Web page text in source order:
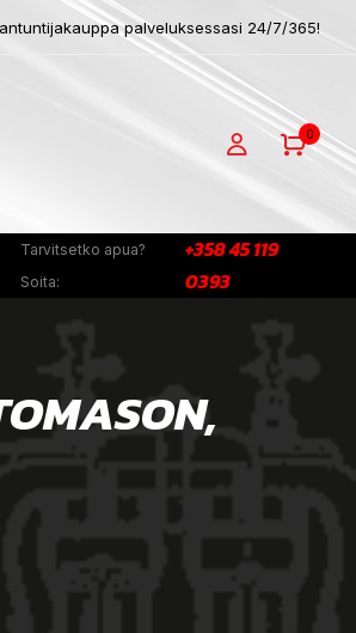
palveluksessasi 24/7/365!
0
Tarvitsetko apua?
Soita:
+358 45 119
0393